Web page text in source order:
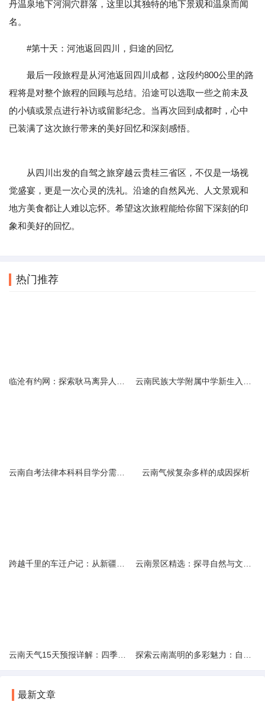
丹温泉地下河洞穴群落，这里以其独特的地下景观和温泉而闻
名。
#第十天：河池返回四川，归途的回忆
最后一段旅程是从河池返回四川成都，这段约800公里的路
程将是对整个旅程的回顾与总结。沿途可以选取一些之前未及
的小镇或景点进行补访或留影纪念。当再次回到成都时，心中
已装满了这次旅行带来的美好回忆和深刻感悟。
从四川出发的自驾之旅穿越云贵桂三省区，不仅是一场视
觉盛宴，更是一次心灵的洗礼。沿途的自然风光、人文景观和
地方美食都让人难以忘怀。希望这次旅程能给你留下深刻的印
象和美好的回忆。
热门推荐
云南气候复杂多样的成因探析
最新文章